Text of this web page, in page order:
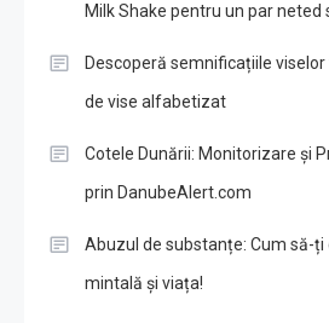
Milk Shake pentru un par neted
Descoperă semnificațiile
de vise alfabetizat
Cotele Dunării: Monitorizare și
prin DanubeAlert.com
Abuzul de substanțe: Cum să-
mintală și viața!